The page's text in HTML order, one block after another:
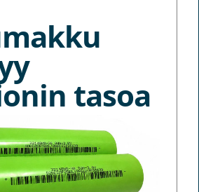
tasoa